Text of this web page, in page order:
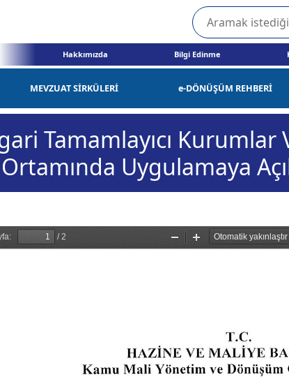
Hakkımızda Bilgi Edinme
MEVZUAT SİRKÜLERİ e-DÖNÜŞÜM REHBERİ
Tamamlayıcı Kurumlar
Uygulamaya